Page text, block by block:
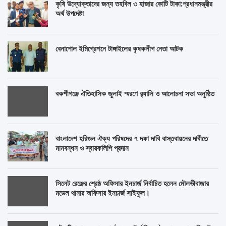
কৃষি উদ্যোক্তাদের জন্য তহবিল ৩ হাজার কোটি টাকা:প্রধানমন্ত্রীর
অর্থ উপদেষ্টা
বেনাপোল ইমিগ্রেশনে টাঙ্গাইলের কৃষকলীগ নেতা আটক
বকশীগঞ্জে ঐতিহাসিক জুলাই স্মরণে র‍্যালি ও আলোচনা সভা অনুষ্ঠিত
বাংলাদেশ হরিজন ঐক্য পরিষদের ৭ দফা দাবি বাস্তবায়নের দাবীতে
মানবন্ধন ও স্বারকলিপি প্রদান
সিলেট রেঞ্জের শ্রেষ্ঠ অফিসার ইনচার্জ নির্বাচিত হলেন মৌলভীবাজার
মডেল থানার অফিসার ইনচার্জ সাইফুল।